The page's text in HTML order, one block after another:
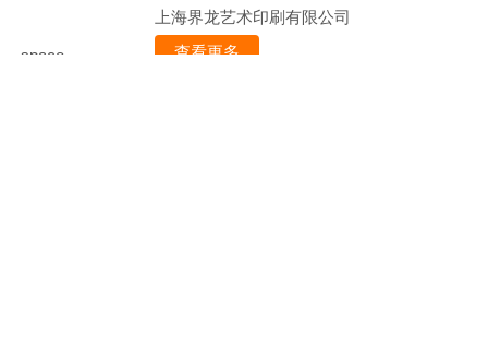
上海界龙艺术印刷有限公司
查看更多
space